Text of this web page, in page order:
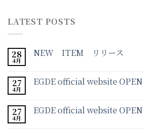
LATEST POSTS
28
4月
NEW ITEM リリース
27
4月
EGDE official website OPEN
27
4月
EGDE official website OPEN